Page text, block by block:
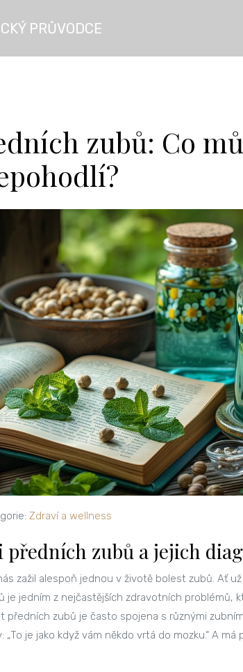
PRŮVODCE
zubů: Co
Zdraví a wellness
zubů a jejich
zažil alespoň jednou v životě bolest zubů. Ať
je jedním z nejčastějších zdravotních problémů,
předních zubů je často spojena s různými
„To je jako když vám někdo vrtá do mozku.“ A